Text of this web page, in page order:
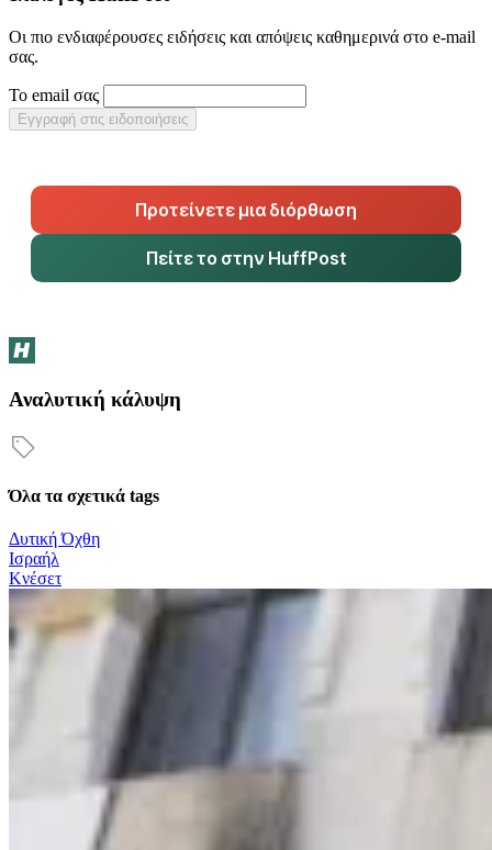
Οι πιο ενδιαφέρουσες ειδήσεις και απόψεις καθημερινά στο e-mail
σας.
Το email σας
Εγγραφή στις ειδοποιήσεις
Προτείνετε μια διόρθωση
Πείτε το στην HuffPost
Αναλυτική κάλυψη
Όλα τα σχετικά tags
Δυτική Όχθη
Ισραήλ
Κνέσετ